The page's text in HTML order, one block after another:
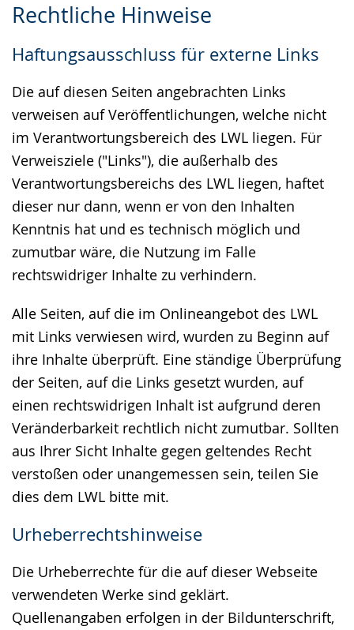
Rechtliche Hinweise
Haftungsausschluss für externe Links
Die auf diesen Seiten angebrachten Links
verweisen auf Veröffentlichungen, welche nicht
im Verantwortungsbereich des LWL liegen. Für
Verweisziele ("Links"), die außerhalb des
Verantwortungsbereichs des LWL liegen, haftet
dieser nur dann, wenn er von den Inhalten
Kenntnis hat und es technisch möglich und
zumutbar wäre, die Nutzung im Falle
rechtswidriger Inhalte zu verhindern.
Alle Seiten, auf die im Onlineangebot des LWL
mit Links verwiesen wird, wurden zu Beginn auf
ihre Inhalte überprüft. Eine ständige Überprüfung
der Seiten, auf die Links gesetzt wurden, auf
einen rechtswidrigen Inhalt ist aufgrund deren
Veränderbarkeit rechtlich nicht zumutbar. Sollten
aus Ihrer Sicht Inhalte gegen geltendes Recht
verstoßen oder unangemessen sein, teilen Sie
dies dem LWL bitte mit.
Urheberrechtshinweise
Die Urheberrechte für die auf dieser Webseite
verwendeten Werke sind geklärt.
Quellenangaben erfolgen in der Bildunterschrift,
Leichten
wechseln.
Audio-
Video
Deutscher
Gebärdensprache
wird
angezeigt.